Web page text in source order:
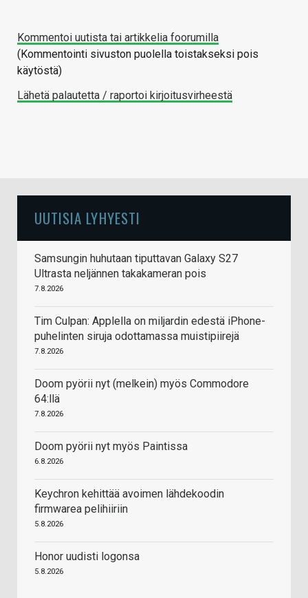
Kommentoi uutista tai artikkelia foorumilla
(Kommentointi sivuston puolella toistakseksi pois
käytöstä)
Lähetä palautetta / raportoi kirjoitusvirheestä
UUTISIA LYHYESTI
Samsungin huhutaan tiputtavan Galaxy S27
Ultrasta neljännen takakameran pois
7.8.2026
Tim Culpan: Applella on miljardin edestä iPhone-
puhelinten siruja odottamassa muistipiirejä
7.8.2026
Doom pyörii nyt (melkein) myös Commodore
64:llä
7.8.2026
Doom pyörii nyt myös Paintissa
6.8.2026
Keychron kehittää avoimen lähdekoodin
firmwarea pelihiiriin
5.8.2026
Honor uudisti logonsa
5.8.2026